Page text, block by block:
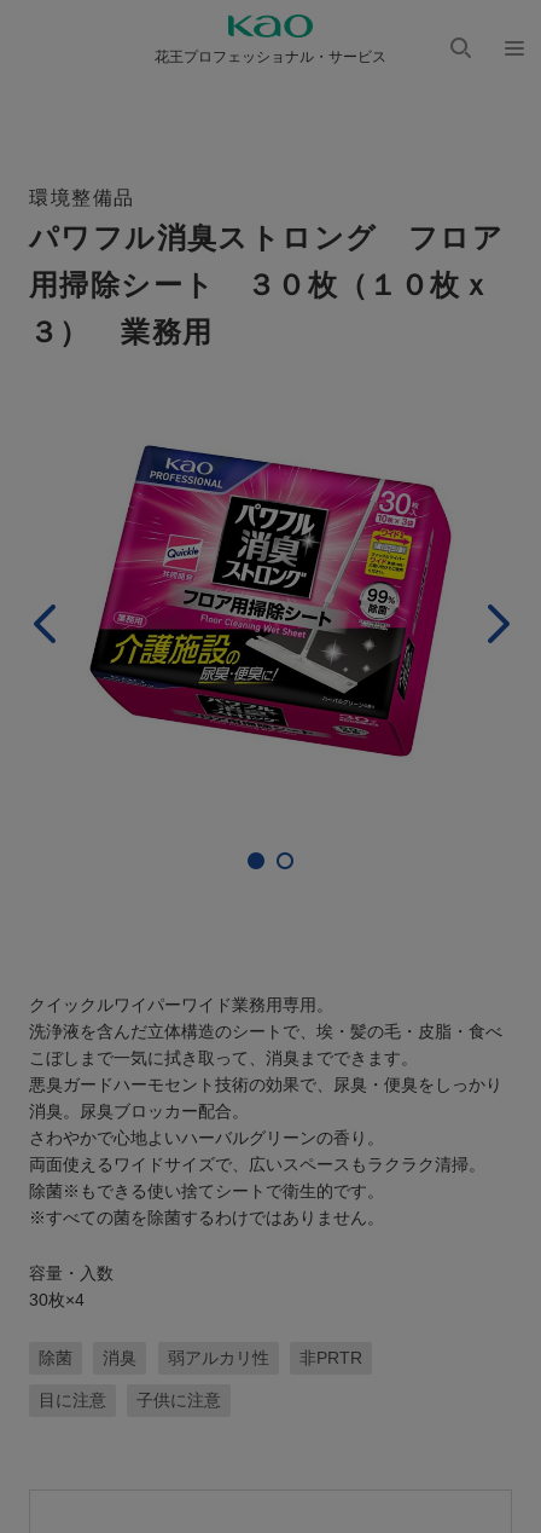
花王プロフェッショナル・サービス
環境整備品
パワフル消臭ストロング フロア
用掃除シート ３０枚（１０枚ｘ
３） 業務用
クイックルワイパーワイド業務用専用。
洗浄液を含んだ立体構造のシートで、埃・髪の毛・皮脂・食べ
こぼしまで一気に拭き取って、消臭までできます。
悪臭ガードハーモセント技術の効果で、尿臭・便臭をしっかり
消臭。尿臭ブロッカー配合。
さわやかで心地よいハーバルグリーンの香り。
両面使えるワイドサイズで、広いスペースもラクラク清掃。
除菌※もできる使い捨てシートで衛生的です。
※すべての菌を除菌するわけではありません。
容量・入数
30枚×4
除菌 消臭 弱アルカリ性 非PRTR
目に注意 子供に注意